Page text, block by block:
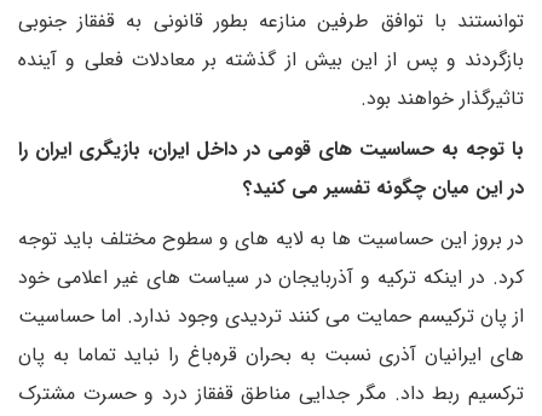
توانستند با توافق طرفین منازعه بطور قانونی به قفقاز جنوبی
بازگردند و پس از این بیش از گذشته بر معادلات فعلی و آینده
تاثیرگذار خواهند بود.
با توجه به حساسیت های قومی در داخل ایران، بازیگری ایران را
در این میان چگونه تفسیر می کنید؟
در بروز این حساسیت ها به لایه های و سطوح مختلف باید توجه
کرد. در اینکه ترکیه و آذربایجان در سیاست های غیر اعلامی خود
از پان ترکیسم حمایت می کنند تردیدی وجود ندارد. اما حساسیت
های ایرانیان آذری نسبت به بحران قره‌باغ را نباید تماما به پان
ترکسیم ربط داد. مگر جدایی مناطق قفقاز درد و حسرت مشترک